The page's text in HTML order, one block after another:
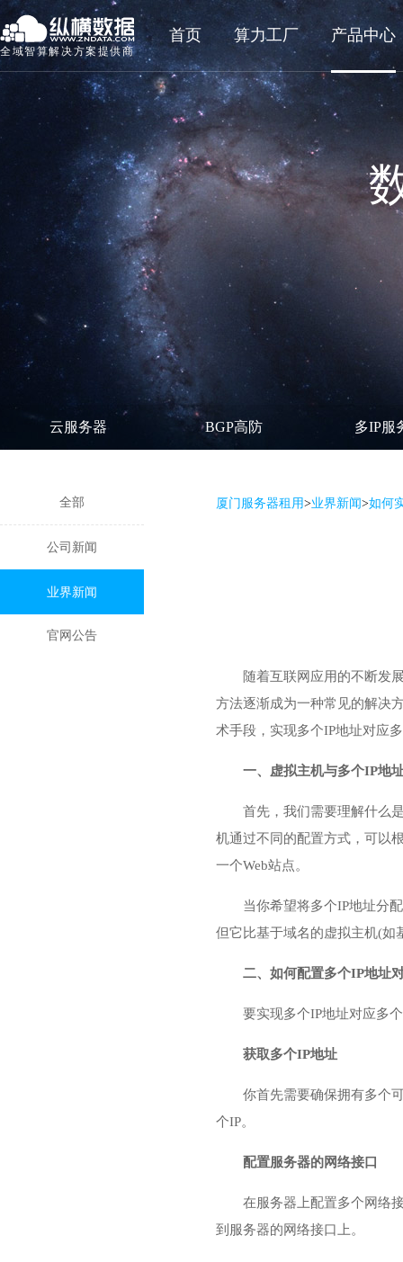
全域智算解决方案提供商
首页 算力工厂 产品中心
云服务器 BGP高防 多IP服
全部
公司新闻
业界新闻
官网公告
厦门服务器租用>业界新闻>如何
随着互联网应用的不断发
方法逐渐成为一种常见的解决
术手段，实现多个IP地址对应
一、虚拟主机与多个IP地
首先，我们需要理解什么
机通过不同的配置方式，可以
一个Web站点。
当你希望将多个IP地址分
但它比基于域名的虚拟主机(如
二、如何配置多个IP地址
要实现多个IP地址对应多
获取多个IP地址
你首先需要确保拥有多个
个IP。
配置服务器的网络接口
在服务器上配置多个网络
到服务器的网络接口上。